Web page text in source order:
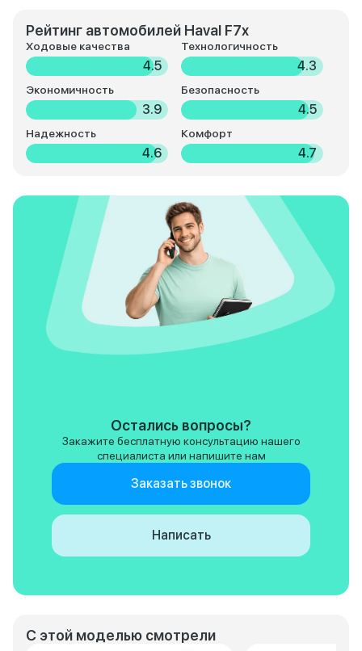
Рейтинг автомобилей Haval F7x
Ходовые качества
4.5
Технологичность
4.3
Экономичность
3.9
Безопасность
4.5
Надежность
4.6
Комфорт
4.7
С этой моделью смотрели
Остались вопросы?
Закажите бесплатную консультацию нашего
специалиста или напишите нам
Заказать звонок
Написать